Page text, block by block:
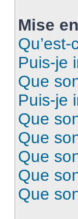
Mise
Puis-je
Que
Puis-je
Que
Que
Que
Que
Que